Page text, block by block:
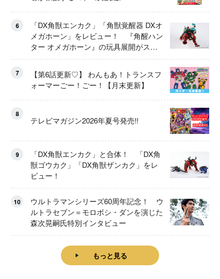
6
「DX角獣エンカク」「角獣覚醒器 DXオ
メガホーン」をレビュー！ 『角醒ハン
ター オメガホーン』の玩具展開がスタ
ート！
7
【第6話更新♡】 わんもあ！トランスフ
ォーマーごー！ごー！【月末更新】
8
テレビマガジン2026年夏号発売!!
9
「DX角獣エンカク」と合体！ 「DX角
獣ゴウカク」「DX角獣ザンカク」をレ
ビュー！
10
ウルトラマンシリーズ60周年記念！ ウ
ルトラセブン＝モロボシ・ダンを演じた
森次晃嗣氏特別インタビュー
もっと見る